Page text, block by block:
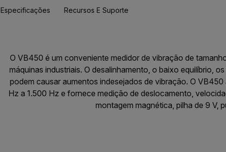
Especificações Recursos E Suporte
O VB450 é um conveniente medidor de vibração de
máquinas industriais. O desalinhamento, o baixo equilíbrio,
podem causar aumentos indesejados de vibração. O
Hz a 1.500 Hz e fornece medição de deslocamento,
montagem magnética, pilha de 9 V,